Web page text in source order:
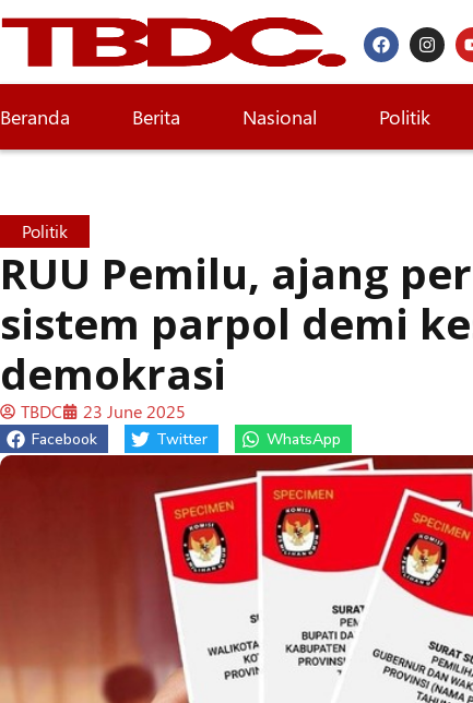
Beranda Berita Nasional Politik
Politik
RUU Pemilu, ajang
sistem parpol demi
demokrasi
TBDC 23 June 2025
Facebook Twitter WhatsApp